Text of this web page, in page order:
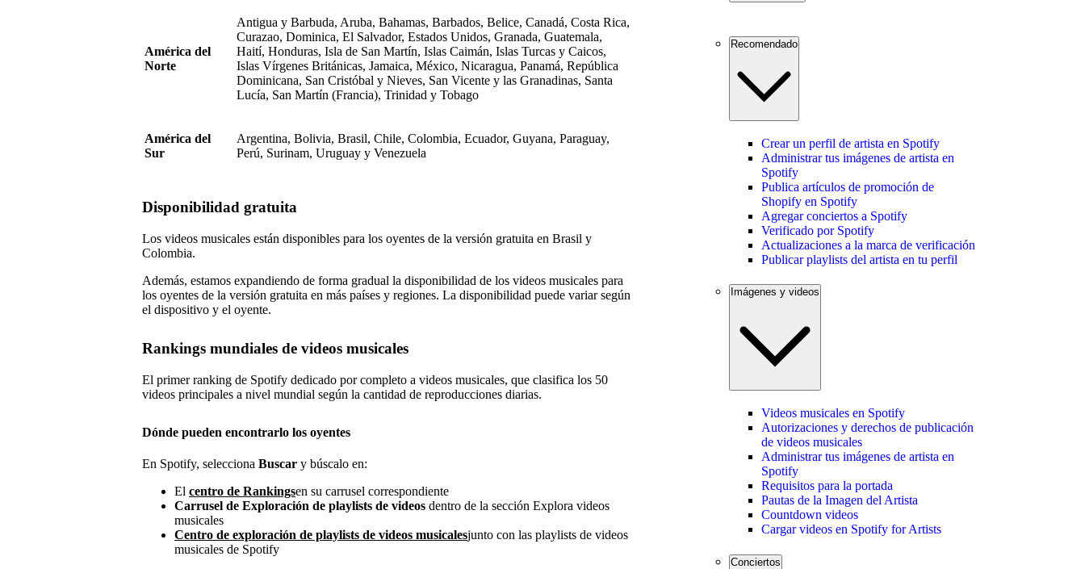
América del
Norte
Antigua y Barbuda, Aruba, Bahamas, Barbados, Belice, Canadá, Costa Rica,
Curazao, Dominica, El Salvador, Estados Unidos, Granada, Guatemala,
Haití, Honduras, Isla de San Martín, Islas Caimán, Islas Turcas y Caicos,
Islas Vírgenes Británicas, Jamaica, México, Nicaragua, Panamá, República
Dominicana, San Cristóbal y Nieves, San Vicente y las Granadinas, Santa
Lucía, San Martín (Francia), Trinidad y Tobago
América del
Sur
Argentina, Bolivia, Brasil, Chile, Colombia, Ecuador, Guyana, Paraguay,
Perú, Surinam, Uruguay y Venezuela
Disponibilidad gratuita
Los videos musicales están disponibles para los oyentes de la versión gratuita en Brasil y
Colombia.
Además, estamos expandiendo de forma gradual la disponibilidad de los videos musicales para
los oyentes de la versión gratuita en más países y regiones. La disponibilidad puede variar según
el dispositivo y el oyente.
Rankings mundiales de videos musicales
El primer ranking de Spotify dedicado por completo a videos musicales, que clasifica los 50
videos principales a nivel mundial según la cantidad de reproducciones diarias.
Dónde pueden encontrarlo los oyentes
En Spotify, selecciona Buscar y búscalo en:
El centro de Rankingsen su carrusel correspondiente
Carrusel de Exploración de playlists de videos dentro de la sección Explora videos
musicales
Centro de exploración de playlists de videos musicalesjunto con las playlists de videos
musicales de Spotify
Recomendado
Crear un perfil de artista en Spotify
Administrar tus imágenes de artista en
Spotify
Publica artículos de promoción de
Shopify en Spotify
Agregar conciertos a Spotify
Verificado por Spotify
Actualizaciones a la marca de verificación
Publicar playlists del artista en tu perfil
Imágenes y videos
Videos musicales en Spotify
Autorizaciones y derechos de publicación
de videos musicales
Administrar tus imágenes de artista en
Spotify
Requisitos para la portada
Pautas de la Imagen del Artista
Countdown videos
Cargar videos en Spotify for Artists
Conciertos